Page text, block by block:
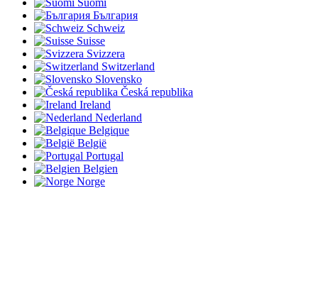
Suomi
България
Schweiz
Suisse
Svizzera
Switzerland
Slovensko
Česká republika
Ireland
Nederland
Belgique
België
Portugal
Belgien
Norge